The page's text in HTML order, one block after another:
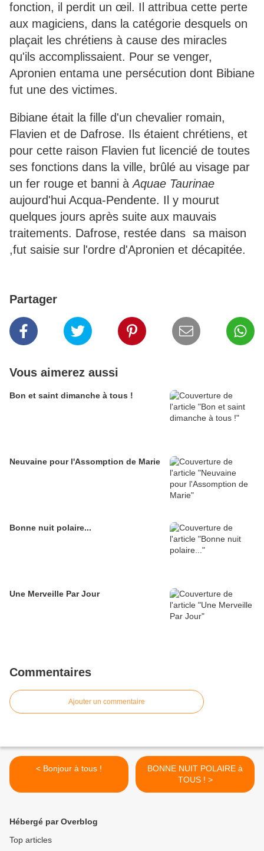
fonction, il perdit un œil. Il attribua cette perte
aux magiciens, dans la catégorie desquels on
plaçait les chrétiens à cause des miracles
qu'ils accomplissaient. Pour se venger,
Apronien entama une persécution dont Bibiane
fut une des victimes.
Bibiane était la fille d'un chevalier romain,
Flavien et de Dafrose. Ils étaient chrétiens, et
pour cette raison Flavien fut licencié de toutes
ses fonctions dans la ville, brûlé au visage par
un fer rouge et banni àAquae Taurinae
aujourd'hui Acqua-Pendente. Il y mourut
quelques jours après suite aux mauvais
traitements. Dafrose, restée dans sa maison
,fut saisie sur l'ordre d'Apronien et décapitée.
Partager
Vous aimerez aussi
Bon et saint dimanche à tous !
Neuvaine pour l'Assomption de Marie
Bonne nuit polaire...
Une Merveille Par Jour
Commentaires
Ajouter un commentaire
< Bonjour à tous !
BONNE NUIT POLAIRE à
TOUS ! >
Hébergé par Overblog
Top articles